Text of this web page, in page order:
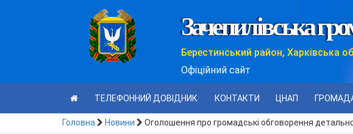
Зачепилівська
Берестинський район, Харківська
Офіційний сайт
ТЕЛЕФОННИЙ ДОВІДНИК КОНТАКТИ ЦНАП
Головна Новини Оголошення про громадські обговорення